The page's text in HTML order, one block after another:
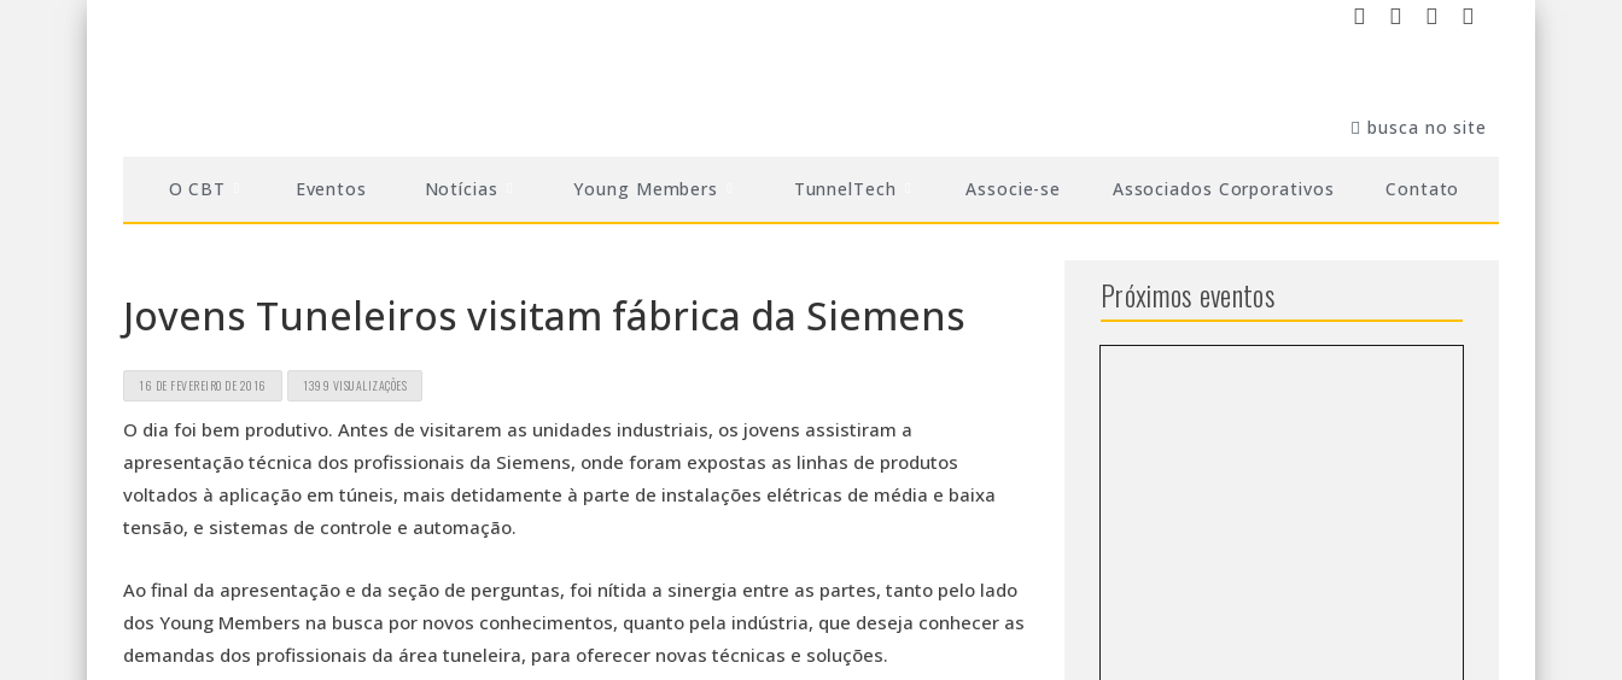
O CBT Eventos Notícias Young Members TunnelTech Associe-se Associados Corporativos Contato
Jovens Tuneleiros visitam fábrica da Siemens
16 DE FEVEREIRO DE 2016 1399 VISUALIZAÇÕES
O dia foi bem produtivo. Antes de visitarem as unidades industriais, os jovens assistiram a
apresentação técnica dos profissionais da Siemens, onde foram expostas as linhas de produtos
voltados à aplicação em túneis, mais detidamente à parte de instalações elétricas de média e baixa
tensão, e sistemas de controle e automação.
Ao final da apresentação e da seção de perguntas, foi nítida a sinergia entre as partes, tanto pelo lado
dos Young Members na busca por novos conhecimentos, quanto pela indústria, que deseja conhecer as
demandas dos profissionais da área tuneleira, para oferecer novas técnicas e soluções.
Próximos eventos